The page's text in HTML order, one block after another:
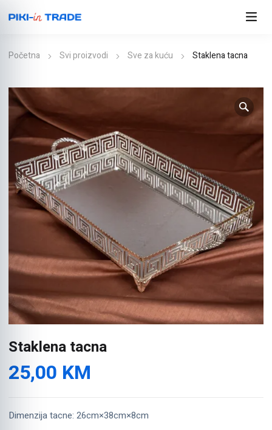
Početna Svi proizvodi Sve za kuću Staklena tacna
Staklena tacna
25,00 KM
Dimenzija tacne: 26cm×38cm×8cm